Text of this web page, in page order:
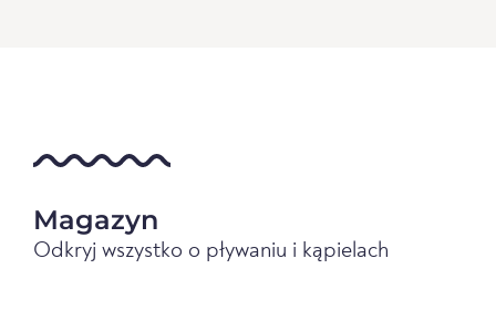
Magazyn
Odkryj wszystko o pływaniu i kąpielach